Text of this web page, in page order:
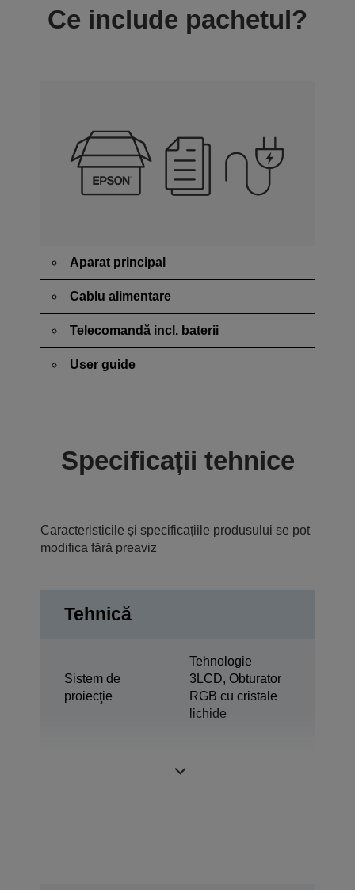
Ce include pachetul?
Aparat principal
Cablu alimentare
Telecomandă incl. baterii
User guide
Specificații tehnice
Caracteristicile și specificațiile produsului se pot
modifica fără preaviz
Tehnică
Sistem de
proiecţie
Tehnologie
3LCD, Obturator
RGB cu cristale
lichide